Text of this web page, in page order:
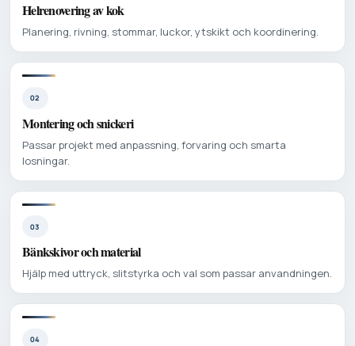
Helrenovering av kok
Planering, rivning, stommar, luckor, ytskikt och koordinering.
02
Montering och snickeri
Passar projekt med anpassning, forvaring och smarta
losningar.
03
Bänkskivor och material
Hjälp med uttryck, slitstyrka och val som passar anvandningen.
04